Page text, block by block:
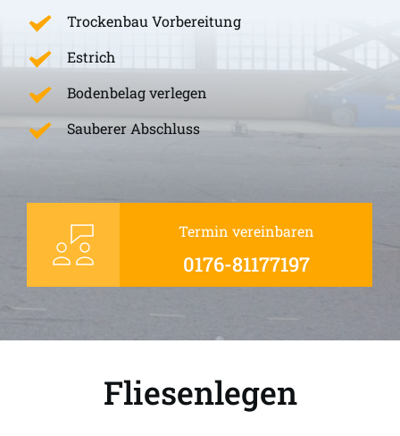
Trockenbau Vorbereitung
Estrich
Bodenbelag verlegen
Sauberer Abschluss
Termin vereinbaren
0176-81177197
Fliesenlegen